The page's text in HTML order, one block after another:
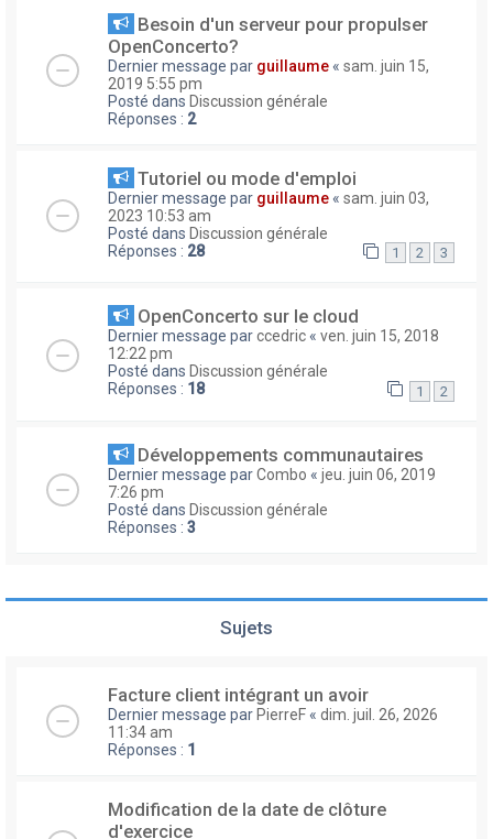
Besoin d'un serveur pour propulser
OpenConcerto?
Dernier message par guillaume « sam. juin 15,
2019 5:55 pm
Posté dans Discussion générale
Réponses : 2
Tutoriel ou mode d'emploi
Dernier message par guillaume « sam. juin 03,
2023 10:53 am
Posté dans Discussion générale
Réponses : 28 1 2 3
OpenConcerto sur le cloud
Dernier message parccedric « ven. juin 15, 2018
12:22 pm
Posté dans Discussion générale
Réponses : 18 1 2
Développements communautaires
Dernier message parCombo « jeu. juin 06, 2019
7:26 pm
Posté dans Discussion générale
Réponses : 3
Sujets
Facture client intégrant un avoir
Dernier message parPierreF « dim. juil. 26, 2026
11:34 am
Réponses : 1
Modification de la date de clôture
d'exercice